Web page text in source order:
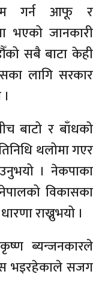
गर्न आफू र
भएको जानकारी
सबै बाटा केही
लागि सरकार
बाटो र बाँधको
थलोमा गएर
। नेकपाका
विकासका
राख्नुभयो ।
ब्यन्जनकारले
भइरहेकाले सजग